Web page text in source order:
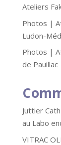
Ateliers
Photos |
Ludon-
Photos |
de Pauillac
Juttier
au Labo
VITRAC